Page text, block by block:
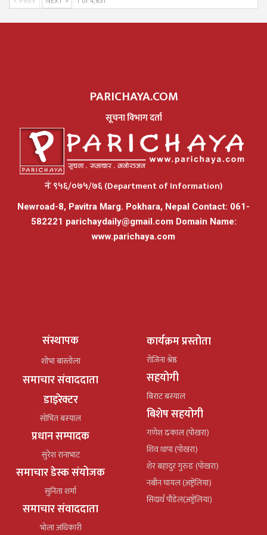
PARICHAYA.COM
सूचना विभाग दर्ता
नंः ९५६/०७५/७६ (Department of Information)
Newroad-8, Pavitra Marg. Pokhara, Nepal Contact: 061-
582221 parichaydaily@gmail.comDomain Name:
www.parichaya.com
संस्थापक
शोभा बास्तोला
समाचार संवाददाता
डाइरेक्टर
सोभित बस्याल
प्रधान सम्पादक
सुरेश रानाभाट
समाचार डेस्क संयोजक
सुनिता शर्मा
समाचार संवाददाता
भोला अधिकारी
कार्यक्रम प्रस्तोता
रोजिना श्रेष्ठ
सहयोगी
बिराट बस्याल
बिशेष सहयोगी
गणेश ढकाल (पोखरा)
शिव थापा (पोखरा)
शेर बहादुर गुरुङ (पोखरा)
नबीन घायल (अष्ट्रेलिया)
सिदार्थ पौडेल(अष्ट्रेलिया)